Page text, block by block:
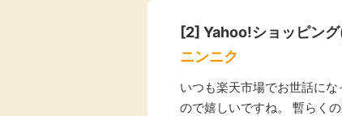
購入額の3.5%P
340P
その他の
[2] Yahoo!ショッピン
ニンニク
いつも楽天市場でお世話に
ので嬉しいですね。 暫らく